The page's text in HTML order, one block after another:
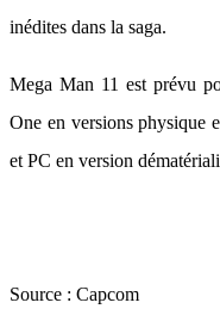
inédites dans la saga.
Mega Man 11 est prévu
One en versions physique
et PC en version
Source : Capcom